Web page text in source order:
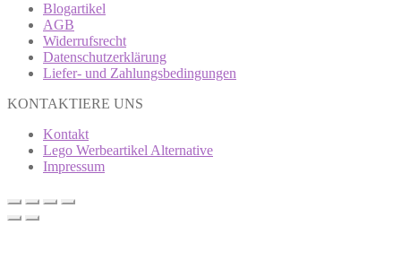
Blogartikel
AGB
Widerrufsrecht
Datenschutzerklärung
Liefer- und Zahlungsbedingungen
KONTAKTIERE UNS
Kontakt
Lego Werbeartikel Alternative
Impressum